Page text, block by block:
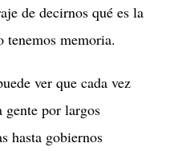
de decirnos qué es la
tenemos memoria.
ver que cada vez
gente por largos
hasta gobiernos